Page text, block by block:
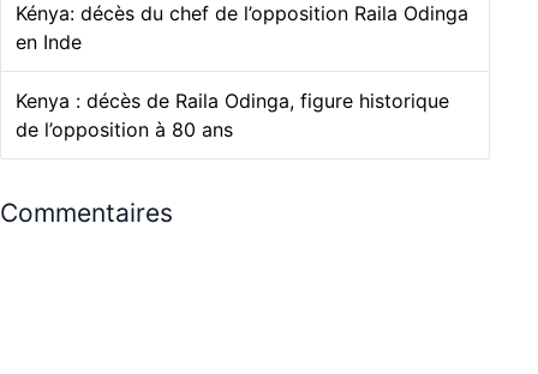
Kénya: décès du chef de l’opposition Raila Odinga
en Inde
Kenya : décès de Raila Odinga, figure historique
de l’opposition à 80 ans
Commentaires